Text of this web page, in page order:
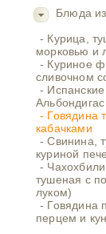
Блюда
- Курица,
морковью и
- Куриное
сливочном
-
Альбондигас
- Говядина
кабачками
- Свинина,
куриной
- Чахохбили
тушеная с
луком)
- Говядина
перцем и